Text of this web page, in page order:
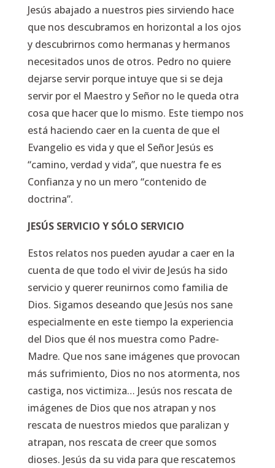
Jesús abajado a nuestros pies sirviendo hace
que nos descubramos en horizontal a los ojos
y descubrirnos como hermanas y hermanos
necesitados unos de otros. Pedro no quiere
dejarse servir porque intuye que si se deja
servir por el Maestro y Señor no le queda otra
cosa que hacer que lo mismo. Este tiempo nos
está haciendo caer en la cuenta de que el
Evangelio es vida y que el Señor Jesús es
“camino, verdad y vida”, que nuestra fe es
Confianza y no un mero “contenido de
doctrina”.
JESÚS SERVICIO Y SÓLO SERVICIO
Estos relatos nos pueden ayudar a caer en la
cuenta de que todo el vivir de Jesús ha sido
servicio y querer reunirnos como familia de
Dios. Sigamos deseando que Jesús nos sane
especialmente en este tiempo la experiencia
del Dios que él nos muestra como Padre-
Madre. Que nos sane imágenes que provocan
más sufrimiento, Dios no nos atormenta, nos
castiga, nos victimiza… Jesús nos rescata de
imágenes de Dios que nos atrapan y nos
rescata de nuestros miedos que paralizan y
atrapan, nos rescata de creer que somos
dioses. Jesús da su vida para que rescatemos